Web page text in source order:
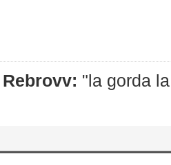
Rebrovv: "la gorda